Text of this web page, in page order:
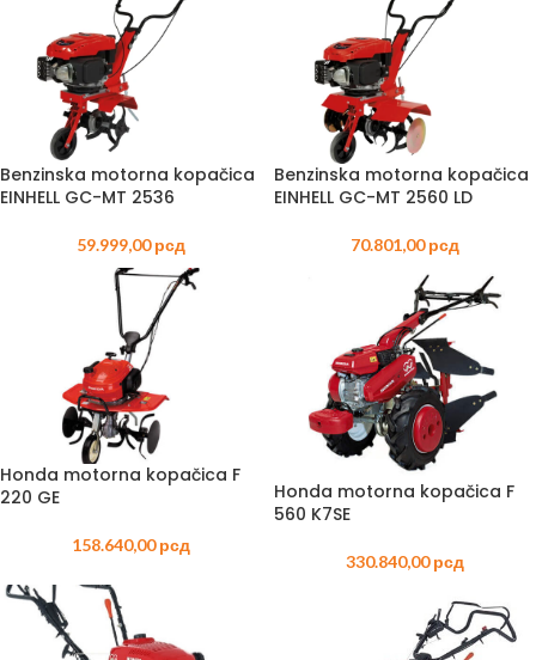
Benzinska motorna kopačica
EINHELL GC-MT 2536
59.999,00рсд
Benzinska motorna kopačica
EINHELL GC-MT 2560 LD
70.801,00рсд
Honda motorna kopačica F
220 GE
158.640,00рсд
Honda motorna kopačica F
560 K7SE
330.840,00рсд